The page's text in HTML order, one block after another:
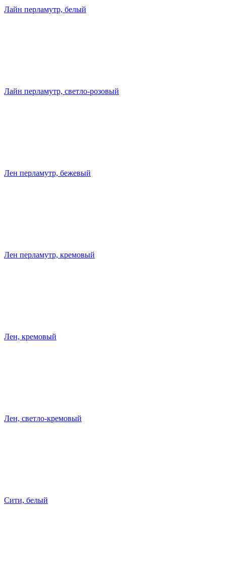
Лайн перламутр, белый
Лайн перламутр, светло-розовый
Лен перламутр, бежевый
Лен перламутр, кремовый
Лен, кремовый
Лен, светло-кремовый
Сити, белый